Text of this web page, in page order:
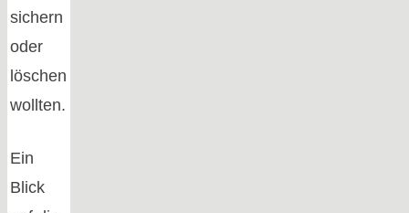
sichern
oder
löschen
wollten.
Ein
Blick